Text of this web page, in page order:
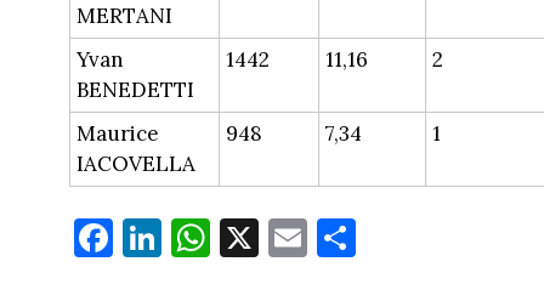
MERTANI
Yvan
BENEDETTI
1442 11,16 2
Maurice
IACOVELLA
948 7,34 1
Fa
ce
Li
nk
W
ha
X E
m
Pa